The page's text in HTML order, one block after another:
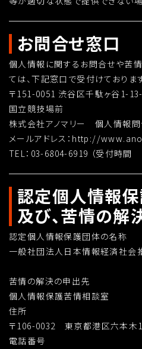
お問合せ窓口
個人情報に関するお問合せや苦
ては、下記窓口で受付けております
〒151-0051 渋谷区千駄ヶ谷1-
国立競技場前
株式会社アノマリー 個人情報問
メールアドレス：http://
TEL：03-6804-6919 （受付時間
認定個人情報
及び、苦情の解
認定個人情報保護団体の名称
一般社団法人日本情報経済社会
苦情の解決の申出先
個人情報保護苦情相談室
住所
〒106-0032 東京都港区六本木
電話番号